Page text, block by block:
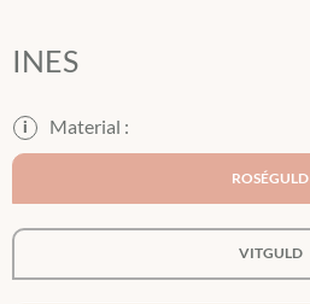
INES
ROSÉGULD
i
VITGULD